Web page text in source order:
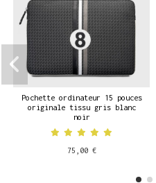
Pochette ordinateur 15 pouces
originale tissu gris blanc
noir
75,00 €